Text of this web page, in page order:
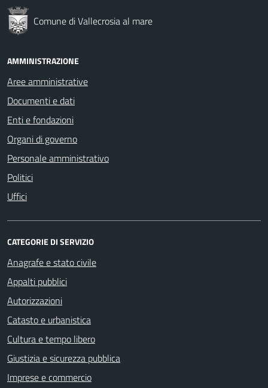
Comune di Vallecrosia al mare
AMMINISTRAZIONE
Aree amministrative
Documenti e dati
Enti e fondazioni
Organi di governo
Personale amministrativo
Politici
Uffici
CATEGORIE DI SERVIZIO
Anagrafe e stato civile
Appalti pubblici
Autorizzazioni
Catasto e urbanistica
Cultura e tempo libero
Giustizia e sicurezza pubblica
Imprese e commercio